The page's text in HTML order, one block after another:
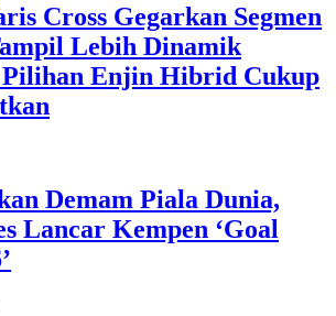
Cross Gegarkan Segmen
Lebih Dinamik
Pilihan Enjin Hibrid Cukup
Demam Piala Dunia,
Lancar Kempen ‘Goal